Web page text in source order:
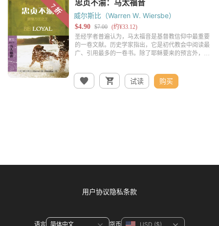
威尔斯比（Warren W. Wiersbe）
试读 购买
用户协议隐私条款
语言 货币